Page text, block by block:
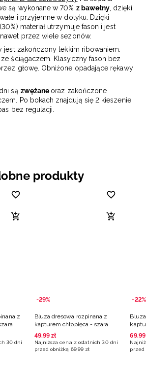
są wykonane w 70% z bawełny, dzięki
i przyjemne w dotyku. Dzięki
materiał utrzymuje fason i jest
przez wiele sezonów.
jest zakończony lekkim ribowaniem.
ściągaczem. Klasyczny fason bez
głowę. Obniżone opadające rękawy
są zwężane oraz zakończone
Po bokach znajdują się 2 kieszenie
bez regulacji.
produkty
z
30 dni
-29%
Bluza dresowa rozpinana z
kapturem chłopięca - szara
49,99 zł
Najniższa cena z ostatnich 30 dni
przed obniżką 69,99 zł
-22%
69,99
przed